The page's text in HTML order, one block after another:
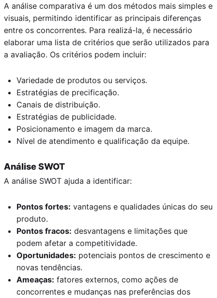
A análise comparativa é um dos métodos mais simples e
visuais, permitindo identificar as principais diferenças
entre os concorrentes. Para realizá-la, é necessário
elaborar uma lista de critérios que serão utilizados para
a avaliação. Os critérios podem incluir:
Variedade de produtos ou serviços.
Estratégias de precificação.
Canais de distribuição.
Estratégias de publicidade.
Posicionamento e imagem da marca.
Nível de atendimento e qualificação da equipe.
Análise SWOT
A análise SWOT ajuda a identificar:
Pontos fortes: vantagens e qualidades únicas do seu
produto.
Pontos fracos: desvantagens e limitações que
podem afetar a competitividade.
Oportunidades: potenciais pontos de crescimento e
novas tendências.
Ameaças: fatores externos, como ações de
concorrentes e mudanças nas preferências dos